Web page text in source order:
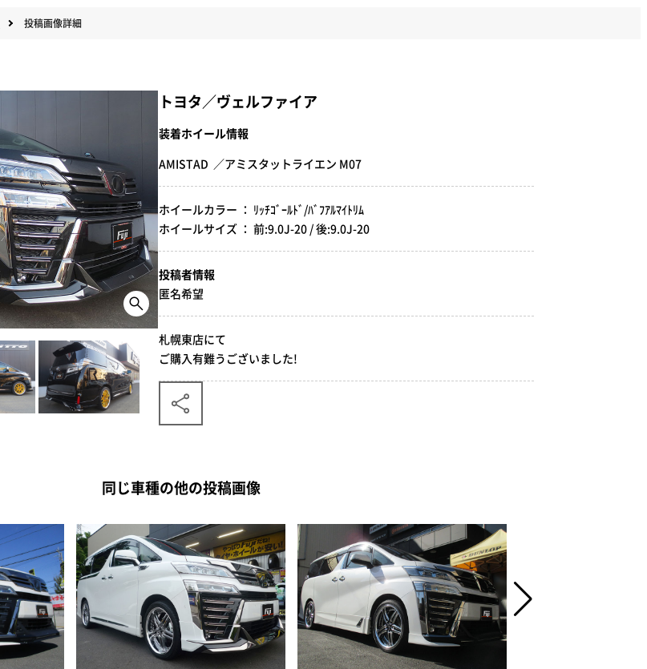
投稿画像詳細
トヨタ／ヴェルファイア
装着ホイール情報
AMISTAD ／アミスタットライエン M07
ホイールカラー ： ﾘｯﾁｺﾞｰﾙﾄﾞ/ﾊﾞﾌｱﾙﾏｲﾄﾘﾑ
ホイールサイズ ： 前:9.0J-20 / 後:9.0J-20
投稿者情報
匿名希望
札幌東店にて
ご購入有難うございました!
同じ車種の他の投稿画像